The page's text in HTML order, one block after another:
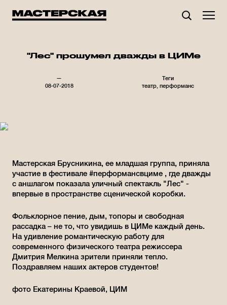
Мастерская Брусникина
"Лес" прошумел дважды в ЦИМе
—
08-07-2018
Теги
театр перформанс
Мастерская Брусникина, ее младшая группа, приняла
участие в фестивале #перформансвциме , где дважды
с аншлагом показала уличный спектакль "Лес" -
впервые в пространстве сценической коробки.
Фольклорное пение, дым, топоры и свободная
рассадка – не то, что увидишь в ЦИМе каждый день.
На удивление романтическую работу для
современного физического театра режиссера
Дмитрия Мелкина зрители приняли тепло.
Поздравляем наших актеров студентов!
фото Екатерины Краевой, ЦИМ